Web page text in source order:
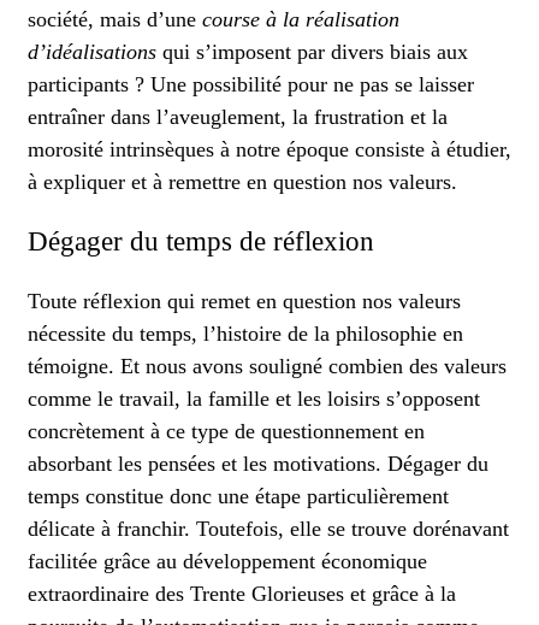
société, mais d’une course à la réalisation
d’idéalisations qui s’imposent par divers biais aux
participants ? Une possibilité pour ne pas se laisser
entraîner dans l’aveuglement, la frustration et la
morosité intrinsèques à notre époque consiste à étudier,
à expliquer et à remettre en question nos valeurs.
Dégager du temps de réflexion
Toute réflexion qui remet en question nos valeurs
nécessite du temps, l’histoire de la philosophie en
témoigne. Et nous avons souligné combien des valeurs
comme le travail, la famille et les loisirs s’opposent
concrètement à ce type de questionnement en
absorbant les pensées et les motivations. Dégager du
temps constitue donc une étape particulièrement
délicate à franchir. Toutefois, elle se trouve dorénavant
facilitée grâce au développement économique
extraordinaire des Trente Glorieuses et grâce à la